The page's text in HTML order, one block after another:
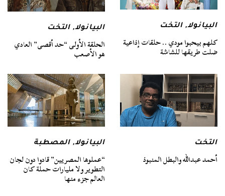
البيانولا,التخت
كلهم بيحبوا مودي .. حلقات إذاعية
ضلت طريقها للشاشة
البيانولا,التخت
الحلقة الأولى “حد أقصى” العادي
هو الأصعب
التخت
أحمد عبدالله والبطل المنبوذ
البيانولا,المصطبة
“عملوها المصريين” قادوا دون لجان
التطوير ولا مليارات حملة كان
العالم جزء منها